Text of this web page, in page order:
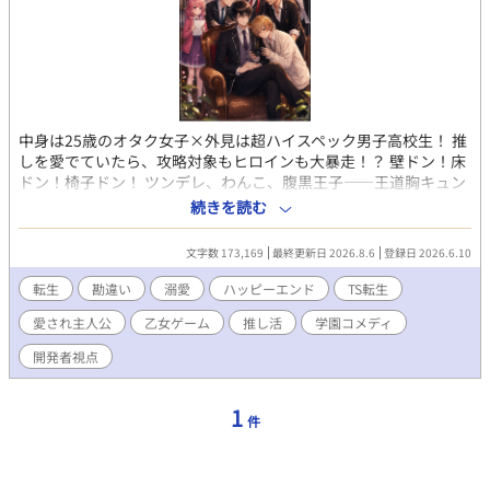
中身は25歳のオタク女子×外見は超ハイスペック男子高校生！ 推
しを愛でていたら、攻略対象もヒロインも大暴走！？ 壁ドン！床
ドン！椅子ドン！ ツンデレ、わんこ、腹黒王子――王道胸キュン
全部入り！ これって純愛！？それとも勘違い！？ BLっぽい！？百
合っぽい！？……いや、全部バグです！！ エモさ×コメディが止
まらない！ 勘違い連鎖の愛され逆ハーレム学園ラブコメ。
◇◇◇◇◇ 乙女ゲーム『恋する生徒会エグゼクティブ』――通称
『恋エグ』。 そのゲームを誰よりも愛し、開発に人生を捧げた元
ゲームクリエイターの私が目を覚ますと、そこは自分が作った乙
女ゲームの世界だった！ しかも転生したのは、ヒロインでもモブ
でもない。攻略対象にして学園を支配する冷徹無比の生徒会長・
如月玲《きさらぎれい》。 しかし、中身は推しを愛してやまない
で推し活していたら、なぜか攻略対象全員の好感度が急上昇！ シ
ナリオは崩壊し、恋愛フラグはバグだらけ。 推しを幸せにしたい
続きを読む
文字数 173,169 最終更新日 2026.8.6 登録日 2026.6.10
転生 勘違い 溺愛 ハッピーエンド
TS転生
愛され主人公
乙女ゲーム 推し活
学園コメディ
開発者視点
1 件